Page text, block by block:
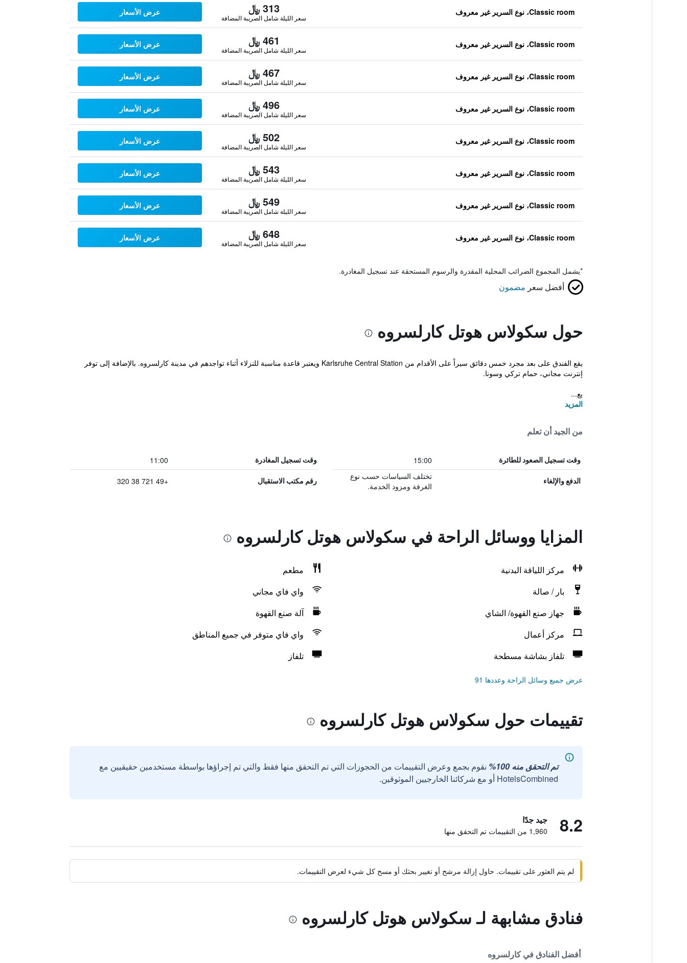
Classic room، نوع السرير غير معروف 313 ﷼
سعر الليلة شامل الصريبة المضافة
عرض الأسعار
Classic room، نوع السرير غير معروف 461 ﷼
سعر الليلة شامل الصريبة المضافة
عرض الأسعار
Classic room، نوع السرير غير معروف 467 ﷼
سعر الليلة شامل الصريبة المضافة
عرض الأسعار
Classic room، نوع السرير غير معروف 496 ﷼
سعر الليلة شامل الصريبة المضافة
عرض الأسعار
Classic room، نوع السرير غير معروف 502 ﷼
سعر الليلة شامل الصريبة المضافة
عرض الأسعار
Classic room، نوع السرير غير معروف 543 ﷼
سعر الليلة شامل الصريبة المضافة
عرض الأسعار
Classic room، نوع السرير غير معروف 549 ﷼
سعر الليلة شامل الصريبة المضافة
عرض الأسعار
Classic room، نوع السرير غير معروف 648 ﷼
سعر الليلة شامل الصريبة المضافة
عرض الأسعار
*يشمل المجموع الضرائب المحلية المقدرة والرسوم المستحقة عند تسجيل المغادرة.
أفضل سعر مضمون
حول سكولاس هوتل كارلسروه
يقع الفندق على بعد مجرد خمس دقائق سيراً على الأقدام من Karlsruhe Central Station ويعتبر قاعدة مناسبة للنزلاء أثناء تواجدهم في مدينة كارلسروه. بالإضافة إلى توفر
إنترنت مجاني، حمام تركي وسونا.
يع...
المزيد
من الجيد أن تعلم
وقت تسجيل الصعود للطائرة 15:00 وقت تسجيل المغادرة 11:00
الدفع والإلغاء
تختلف السياسات حسب نوع
الغرفة ومزود الخدمة.
رقم مكتب الاستقبال +49 721 38 320
المزايا ووسائل الراحة في سكولاس هوتل كارلسروه
مركز اللياقة البدنية
مطعم
بار / صالة
واي فاي مجاني
جهاز صنع القهوة/ الشاي
آلة صنع القهوة
مركز أعمال
واي فاي متوفر في جميع المناطق
تلفاز بشاشة مسطحة
تلفاز
عرض جميع وسائل الراحة وعددها 91
تقييمات حول سكولاس هوتل كارلسروه
تم التحقق منه 100%
نقوم بجمع وعرض التقييمات من الحجوزات التي تم التحقق منها فقط والتي تم إجراؤها بواسطة مستخدمين حقيقيين مع
HotelsCombined أو مع شركائنا الخارجيين الموثوقين.
8.2 جيد جدًا
1,960 من التقييمات تم التحقق منها
لم يتم العثور على تقييمات. حاول إزالة مرشح أو تغيير بحثك أو مسح كل شيء لعرض التقييمات.
فنادق مشابهة لـ سكولاس هوتل كارلسروه
أفضل الفنادق في كارلسروه